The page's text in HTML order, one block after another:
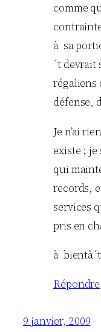
comme
à sa
´t
régaliens
défense,
Je n’ai
existe ; je
qui
records,
services
pris en
à
Répondre
9 janvier, 2009